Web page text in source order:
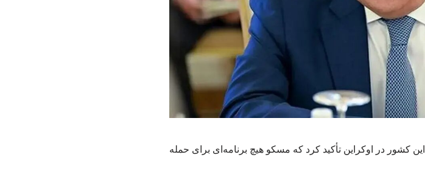
کشور در اوکراین تأکید کرد که مسکو هیچ برنامه‌ای برای حمله